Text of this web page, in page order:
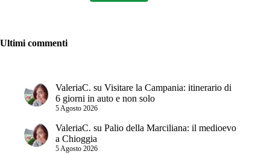
Ultimi commenti
ValeriaC. su Visitare la Campania: itinerario di
6 giorni in auto e non solo
5 Agosto 2026
ValeriaC. su Palio della Marciliana: il medioevo
a Chioggia
5 Agosto 2026